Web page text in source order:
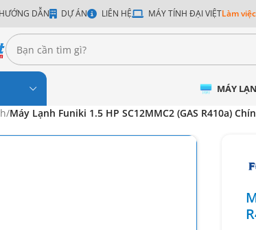
HƯỚNG DẪN DỰ ÁN LIÊN HỆ MÁY TÍNH ĐẠI VIỆTLàm
MÁY
/Máy Lạnh Funiki 1.5 HP SC12MMC2 (GAS R410a)